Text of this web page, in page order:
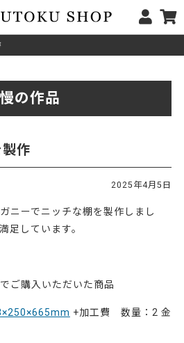
の作品
作
2025年4月5日
ニーでニッチな棚を製作しまし
足しています。
ご購入いただいた商品
+加工費 数量：2 金